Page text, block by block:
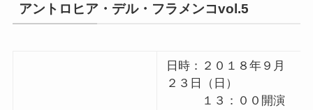
アントロヒア・デル・フラメンコvol.5
日時：２０１８年９月
２３日（日）
１３：００開演